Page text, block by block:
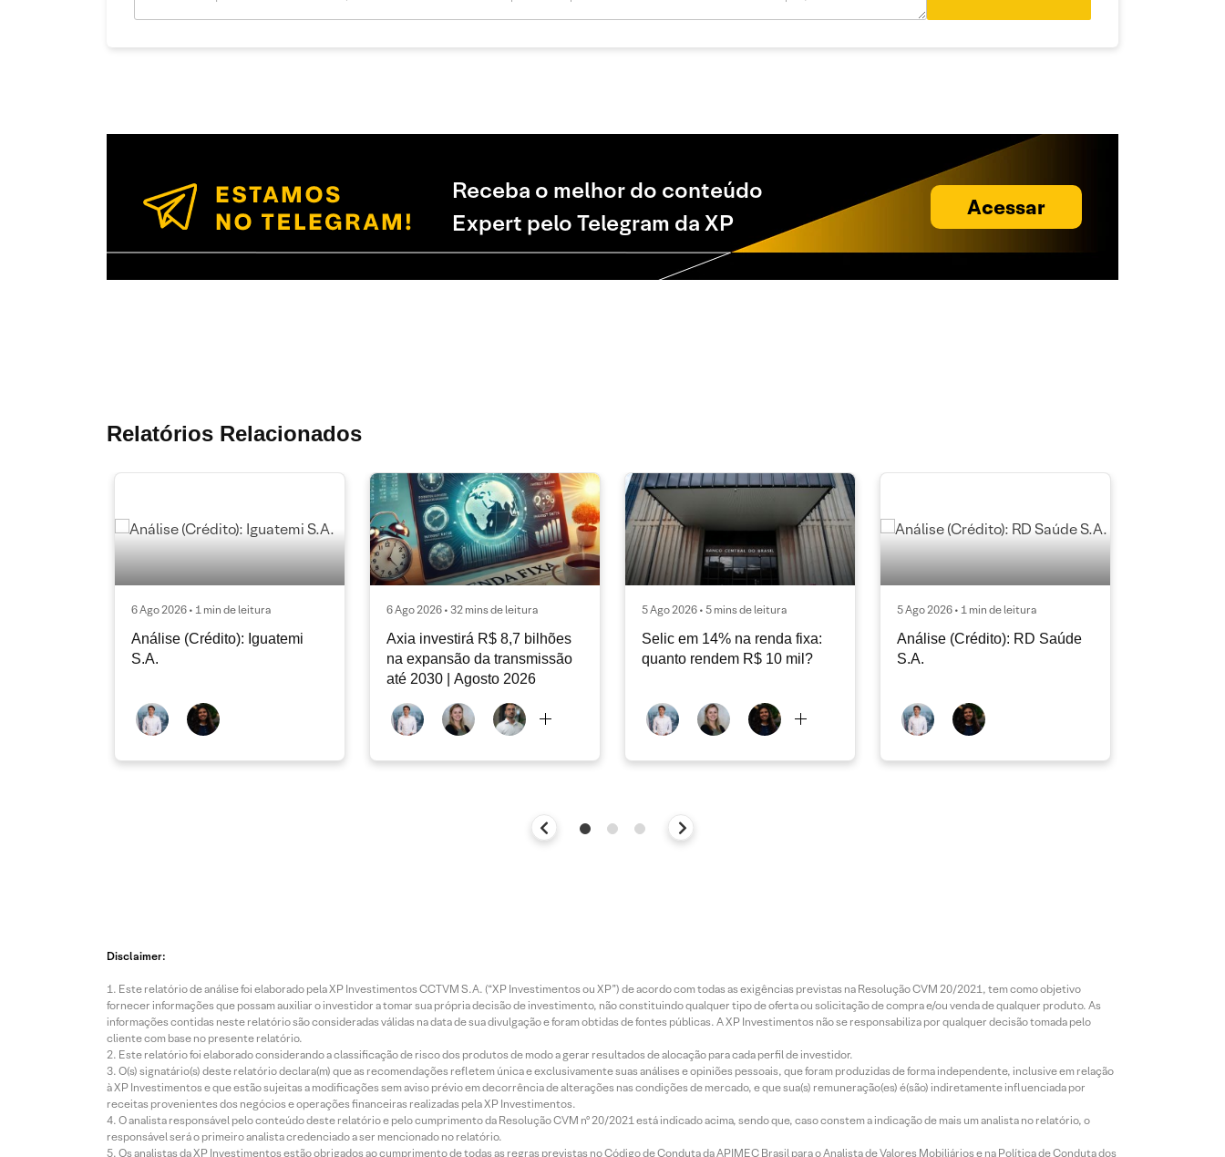
Receba o melhor do conteúdo
Expert pelo Telegram da XP
Acessar
Relatórios Relacionados
6 Ago 2026 • 1 min de leitura
Análise (Crédito): Iguatemi
S.A.
6 Ago 2026 • 32 mins de leitura
Axia investirá R$ 8,7 bilhões
na expansão da transmissão
até 2030 | Agosto 2026
5 Ago 2026 • 5 mins de leitura
Selic em 14% na renda fixa:
quanto rendem R$ 10 mil?
5 Ago 2026 • 1 min de leitura
Análise (Crédito): RD Saúde
S.A.
Disclaimer:
Este relatório de análise foi elaborado pela XP Investimentos CCTVM S.A. (“XP Investimentos ou XP”) de acordo com todas as exigências previstas na Resolução CVM 20/2021, tem como objetivo
fornecer informações que possam auxiliar o investidor a tomar sua própria decisão de investimento, não constituindo qualquer tipo de oferta ou solicitação de compra e/ou venda de qualquer produto. As
informações contidas neste relatório são consideradas válidas na data de sua divulgação e foram obtidas de fontes públicas. A XP Investimentos não se responsabiliza por qualquer decisão tomada pelo
cliente com base no presente relatório.
Este relatório foi elaborado considerando a classificação de risco dos produtos de modo a gerar resultados de alocação para cada perfil de investidor.
O(s) signatário(s) deste relatório declara(m) que as recomendações refletem única e exclusivamente suas análises e opiniões pessoais, que foram produzidas de forma independente, inclusive em relação
à XP Investimentos e que estão sujeitas a modificações sem aviso prévio em decorrência de alterações nas condições de mercado, e que sua(s) remuneração(es) é(são) indiretamente influenciada por
receitas provenientes dos negócios e operações financeiras realizadas pela XP Investimentos.
O analista responsável pelo conteúdo deste relatório e pelo cumprimento da Resolução CVM nº 20/2021 está indicado acima, sendo que, caso constem a indicação de mais um analista no relatório, o
responsável será o primeiro analista credenciado a ser mencionado no relatório.
Os analistas da XP Investimentos estão obrigados ao cumprimento de todas as regras previstas no Código de Conduta da APIMEC Brasil para o Analista de Valores Mobiliários e na Política de Conduta dos